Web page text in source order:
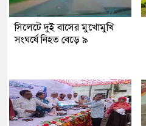
সিলেটে দুই বাসের মুখোমুখি
সংঘর্ষে নিহত বেড়ে ৯